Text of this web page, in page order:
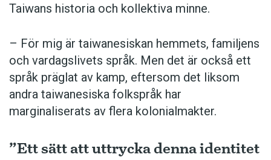
Taiwans historia och kollektiva minne.
– För mig är taiwanesiskan hemmets, familjens
och vardagslivets språk. Men det är också ett
språk präglat av kamp, eftersom det liksom
andra taiwanesiska folkspråk har
marginaliserats av flera kolonialmakter.
”Ett sätt att uttrycka denna identitet